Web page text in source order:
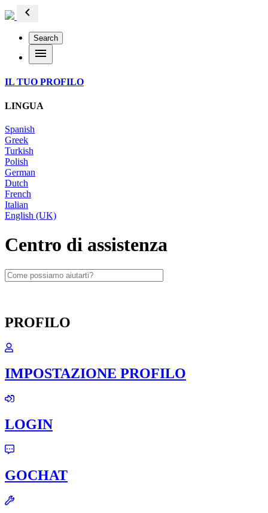
chevron_left
Search
menu
IL TUO PROFILO
LINGUA
Spanish
Greek
Turkish
Polish
German
Dutch
French
Italian
English (UK)
Centro di assistenza
PROFILO
IMPOSTAZIONE PROFILO
LOGIN
GOCHAT